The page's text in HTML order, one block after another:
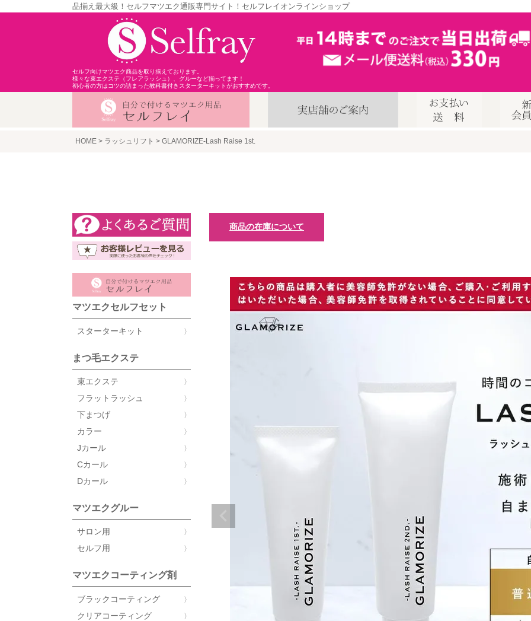
品揃え最大級！セルフマツエク通販専門サイト！セルフレイオンラインショップ
セルフ向けマツエク商品を取り揃えております。
様々な束エクステ（フレアラッシュ）、グルーなど揃ってます！
初心者の方はコツの詰まった教科書付きスターターキットがおすすめです。
HOME ラッシュリフト GLAMORIZE-Lash Raise 1st.
マツエクセルフセット
スターターキット
まつ毛エクステ
束エクステ
フラットラッシュ
下まつげ
カラー
Jカール
Cカール
Dカール
マツエクグルー
サロン用
セルフ用
マツエクコーティング剤
ブラックコーティング
クリアコーティング
商品の在庫について